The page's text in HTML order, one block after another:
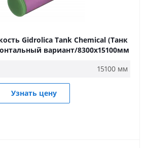
Gidrolica Tank Chemical (Танк
вариант/8300х15100мм
15100 мм
Узнать цену